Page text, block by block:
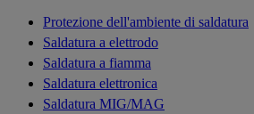
Protezione dell'ambiente di saldatura
Saldatura a elettrodo
Saldatura a fiamma
Saldatura elettronica
Saldatura MIG/MAG